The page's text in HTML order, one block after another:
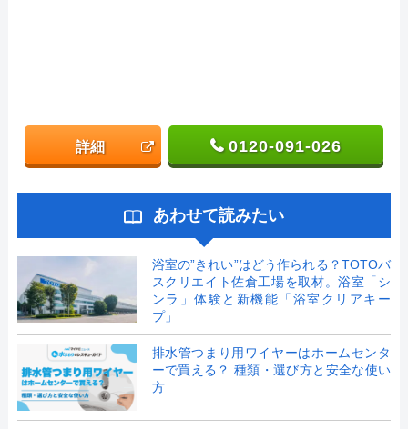
詳細 0120-091-026
あわせて読みたい
浴室の”きれい”はどう作られる？TOTOバ
スクリエイト佐倉工場を取材。浴室「シ
ンラ」体験と新機能「浴室クリアキー
プ」
排水管つまり用ワイヤーはホームセンタ
ーで買える？ 種類・選び方と安全な使い
方